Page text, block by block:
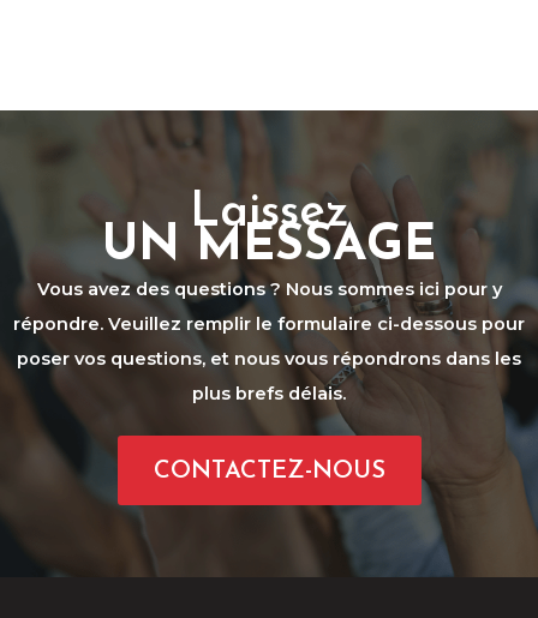
Laissez
UN MESSAGE
Vous avez des questions ? Nous sommes ici pour y
répondre. Veuillez remplir le formulaire ci-dessous pour
poser vos questions, et nous vous répondrons dans les
plus brefs délais.
CONTACTEZ-NOUS